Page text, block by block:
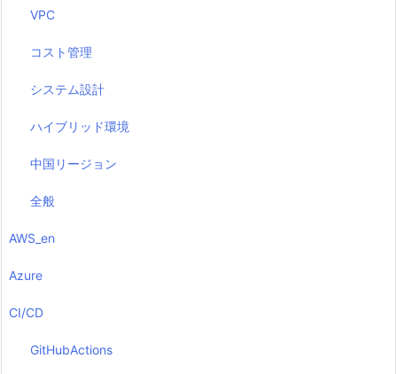
VPC
コスト管理
システム設計
ハイブリッド環境
中国リージョン
全般
AWS_en
Azure
CI/CD
GitHubActions